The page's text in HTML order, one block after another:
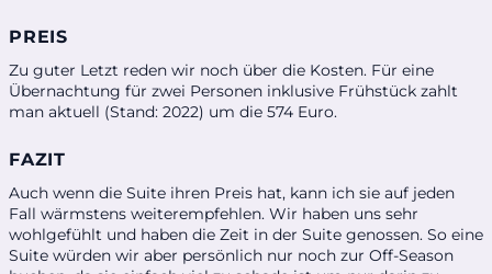
PREIS
Zu guter Letzt reden wir noch über die Kosten. Für eine
Übernachtung für zwei Personen inklusive Frühstück zahlt
man aktuell (Stand: 2022) um die 574 Euro.
FAZIT
Auch wenn die Suite ihren Preis hat, kann ich sie auf jeden
Fall wärmstens weiterempfehlen. Wir haben uns sehr
wohlgefühlt und haben die Zeit in der Suite genossen. So eine
Suite würden wir aber persönlich nur noch zur Off-Season